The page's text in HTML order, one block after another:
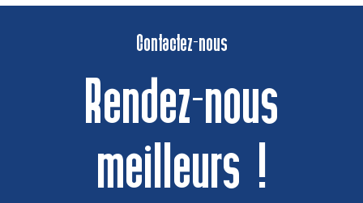
Contactez-nous
Rendez-nous
meilleurs !